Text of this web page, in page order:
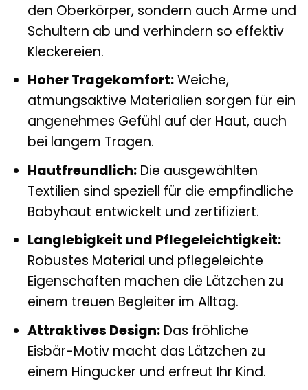
den Oberkörper, sondern auch Arme und
Schultern ab und verhindern so effektiv
Kleckereien.
Hoher Tragekomfort:Weiche,
atmungsaktive Materialien sorgen für ein
angenehmes Gefühl auf der Haut, auch
bei langem Tragen.
Hautfreundlich:Die ausgewählten
Textilien sind speziell für die empfindliche
Babyhaut entwickelt und zertifiziert.
Langlebigkeit und Pflegeleichtigkeit:
Robustes Material und pflegeleichte
Eigenschaften machen die Lätzchen zu
einem treuen Begleiter im Alltag.
Attraktives Design:Das fröhliche
Eisbär-Motiv macht das Lätzchen zu
einem Hingucker und erfreut Ihr Kind.